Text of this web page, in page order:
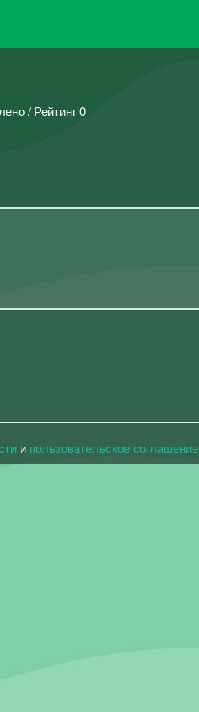
/ Рейтинг 0
и пользовательское соглашение